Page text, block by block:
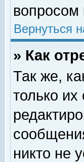
вопросом
Вернуться
» Как
Так же,
только
никто не